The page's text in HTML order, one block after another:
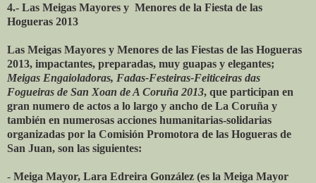
4.- Las Meigas Mayores y Menores de la Fiesta de las
Hogueras 2013
Las Meigas Mayores y Menores de las Fiestas de las Hogueras
2013, impactantes, preparadas, muy guapas y elegantes;
Meigas Engaioladoras, Fadas-Festeiras-Feiticeiras das
Fogueiras de San Xoan de A Coruña 2013, que participan en
gran numero de actos a lo largo y ancho de La Coruña y
también en numerosas acciones humanitarias-solidarias
organizadas por la Comisión Promotora de las Hogueras de
San Juan, son las siguientes:
- Meiga Mayor, Lara Edreira González (es la Meiga Mayor